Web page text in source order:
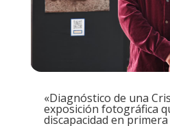
«Diagnóstico de una
exposición fotográfica
discapacidad en